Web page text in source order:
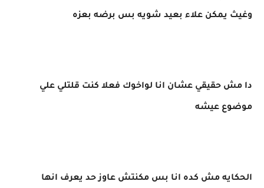
وغيث يمكن علاء بعيد شويه بس برضه بعزه
دا مش حقيقي عشان انا لواخوك فعلا كنت قلتلي علي
موضوع عيشه
الحكايه مش كده انا بس مكنتش عاوز حد يعرف انها